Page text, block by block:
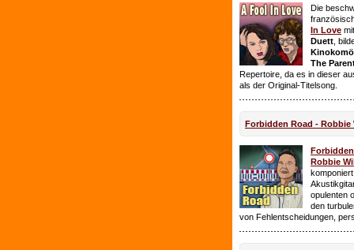
Die
In Love
Duett ,
The
Repertoire, da es in dieser
als der Original-Titelsong.
Forbidden Road - Robbie
Robbie
opulenten
den
von Fehlentscheidungen,